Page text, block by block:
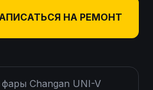
НА РЕМОНТ
Changan UNI-V